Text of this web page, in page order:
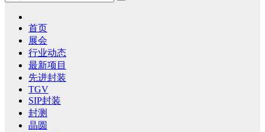
首页
展会
行业动态
最新项目
先进封装
TGV
SIP封装
封测
晶圆